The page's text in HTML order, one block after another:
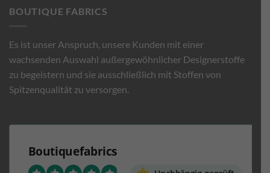
BOUTIQUE FABRICS
Es ist unser Anspruch, unsere Kunden mit einer
wachsenden Auswahl außergewöhnlicher Designerstoffe
zu begeistern und sie ausschließlich mit Stoffen von
Spitzenqualität zu versorgen.
Boutiquefabrics